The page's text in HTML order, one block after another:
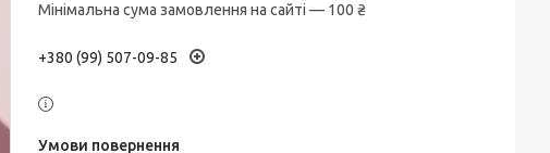
Мінімальна сума замовлення на сайті — 100 ₴
+380 (99) 507-09-85